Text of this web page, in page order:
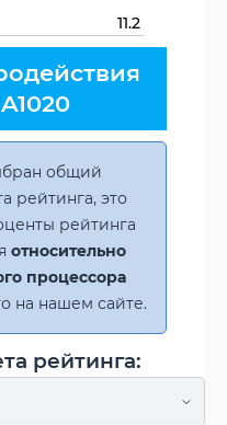
11.2
общий
рейтинга, это
рейтинга
относительно
процессора
на нашем сайте.
рейтинга: